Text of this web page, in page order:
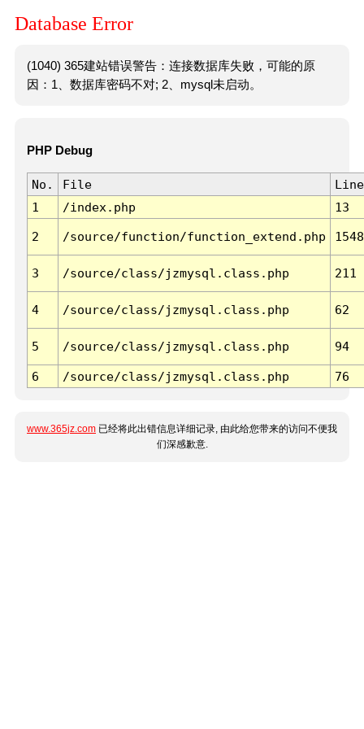
Database Error
(1040) 365建站错误警告：连接数据库失败，可能的原
因：1、数据库密码不对; 2、mysql未启动。
PHP Debug
No. File
Line
1
/index.php 13
2 /source/function/function_extend.php 1548
3 /source/class/jzmysql.class.php 211
4 /source/class/jzmysql.class.php 62
5 /source/class/jzmysql.class.php 94
6 /source/class/jzmysql.class.php 76
www.365jz.com 已经将此出错信息详细记录, 由此给您带来的访问不便我
们深感歉意.